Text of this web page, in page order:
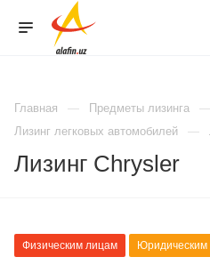
Главная Предметы лизинга
Лизинг легковых автомобилей
Лизинг Chrysler
Физическим лицам